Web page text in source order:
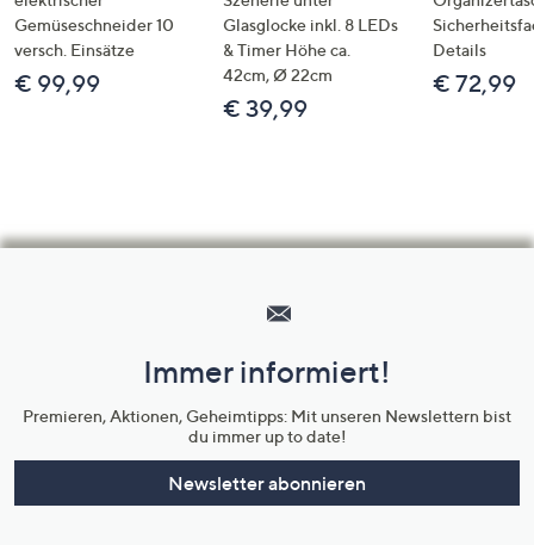
Gemüseschneider 10
versch. Einsätze
€ 99,99
Glasglocke inkl. 8 LEDs
& Timer Höhe ca.
42cm, Ø 22cm
€ 39,99
Details
€ 72,99
Unternehmensinformationen
Immer informiert!
Premieren, Aktionen, Geheimtipps: Mit unseren Newslettern bist
du immer up to date!
Newsletter abonnieren